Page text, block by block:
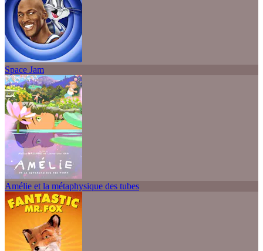
Space Jam
Amélie et la métaphysique des tubes